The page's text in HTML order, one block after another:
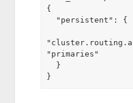
{
"primaries"